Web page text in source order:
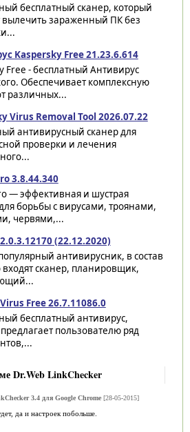
бесплатный сканер, который
зараженный ПК без
Kaspersky Free 21.23.6.614
Free - бесплатный Антивирус
Обеспечивает комплексную
различных...
Virus Removal Tool 2026.07.22
антивирусный сканер для
проверки и лечения
3.8.44.340
— эффективная и шустрая
борьбы с вирусами, троянами,
червями,...
(22.12.2020)
антивирусник, в состав
входят сканер, планировщик,
Free 26.7.11086.0
бесплатный антивирус,
пользователю ряд
Dr.Web LinkChecker
3.4 для Google Chrome[28-05-2015]
да и настроек побольше.